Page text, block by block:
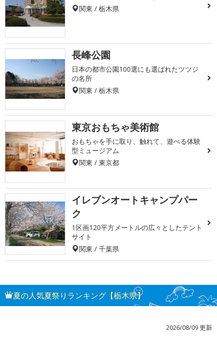
関東 / 栃木県
長峰公園
日本の都市公園100選にも選ばれたツツジ
の名所
関東 / 栃木県
東京おもちゃ美術館
おもちゃを手に取り、触れて、遊べる体験
型ミュージアム
関東 / 東京都
イレブンオートキャンプパー
ク
1区画120平方メートルの広々としたテント
サイト
関東 / 千葉県
夏の人気夏祭りランキング【栃木県】
2026/08/09 更新